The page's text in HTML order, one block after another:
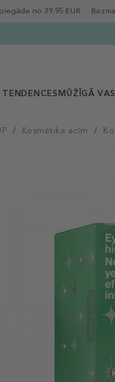
no 39.95 EUR
MŪŽĪGĀ
/ Kosmētika acīm /